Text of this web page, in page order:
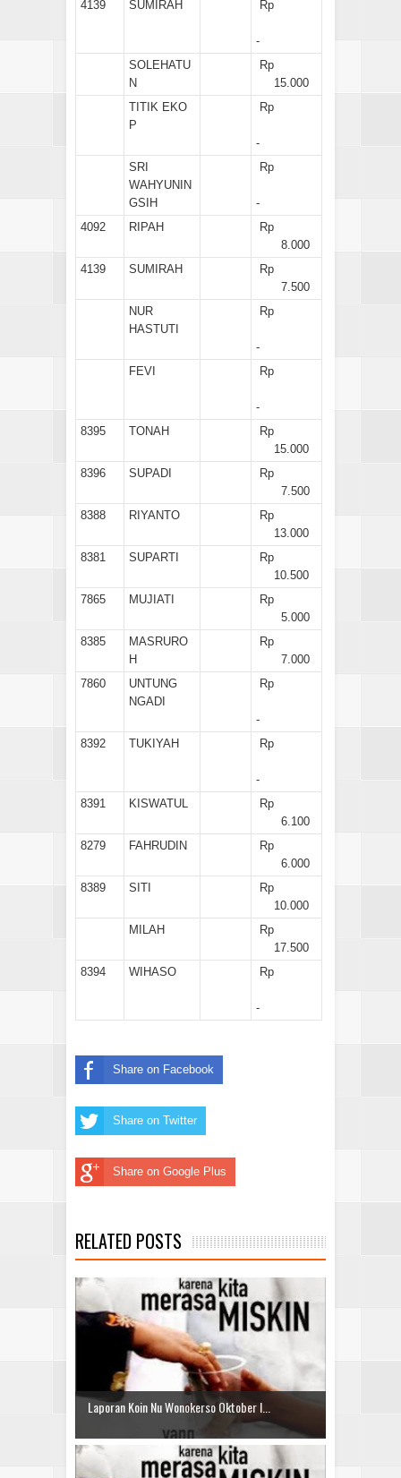
4139 SUMIRAH Rp
-
SOLEHATU
N
Rp
15.000
TITIK EKO
P
Rp
-
SRI
WAHYUNIN
GSIH
Rp
-
4092
RIPAH
Rp
8.000
4139
SUMIRAH
Rp
7.500
NUR
HASTUTI
Rp
-
FEVI
Rp
-
8395
TONAH
Rp
15.000
8396
SUPADI
Rp
7.500
8388
RIYANTO
Rp
13.000
8381
SUPARTI
Rp
10.500
7865
MUJIATI
Rp
5.000
8385
MASRURO
H
Rp
7.000
7860
UNTUNG
NGADI
Rp
-
8392
TUKIYAH Rp
-
8391
KISWATUL
Rp
6.100
8279
FAHRUDIN
Rp
6.000
8389
SITI
Rp
10.000
MILAH
Rp
17.500
8394
WIHASO Rp
-
Share on Facebook
Share on Twitter
Share on Google Plus
RELATED POSTS
Laporan Koin Nu Wonokerso Oktober I...